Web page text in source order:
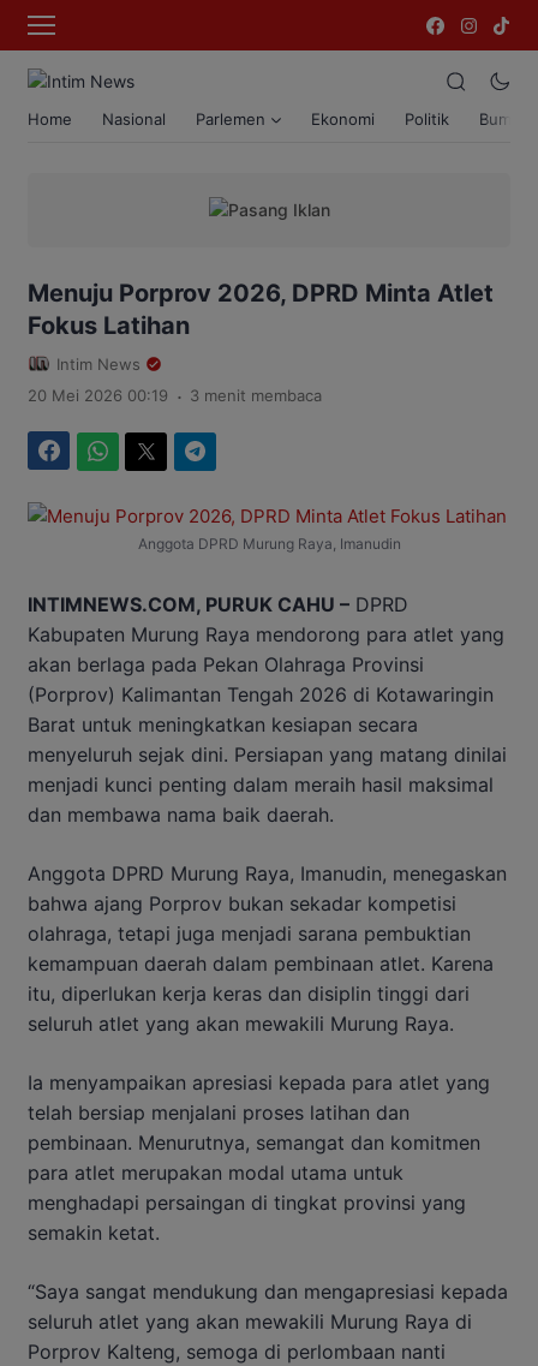
Home Nasional Parlemen Ekonomi Politik Bumi
Menuju Porprov 2026, DPRD Minta Atlet
Fokus Latihan
Intim News
20 Mei 2026 00:19 . 3 menit membaca
Anggota DPRD Murung Raya, Imanudin
INTIMNEWS.COM, PURUK CAHU – DPRD
Kabupaten Murung Raya mendorong para atlet yang
akan berlaga pada Pekan Olahraga Provinsi
(Porprov) Kalimantan Tengah 2026 di Kotawaringin
Barat untuk meningkatkan kesiapan secara
menyeluruh sejak dini. Persiapan yang matang dinilai
menjadi kunci penting dalam meraih hasil maksimal
dan membawa nama baik daerah.
Anggota DPRD Murung Raya, Imanudin, menegaskan
bahwa ajang Porprov bukan sekadar kompetisi
olahraga, tetapi juga menjadi sarana pembuktian
kemampuan daerah dalam pembinaan atlet. Karena
itu, diperlukan kerja keras dan disiplin tinggi dari
seluruh atlet yang akan mewakili Murung Raya.
Ia menyampaikan apresiasi kepada para atlet yang
telah bersiap menjalani proses latihan dan
pembinaan. Menurutnya, semangat dan komitmen
para atlet merupakan modal utama untuk
menghadapi persaingan di tingkat provinsi yang
semakin ketat.
“Saya sangat mendukung dan mengapresiasi kepada
seluruh atlet yang akan mewakili Murung Raya di
Porprov Kalteng, semoga di perlombaan nanti